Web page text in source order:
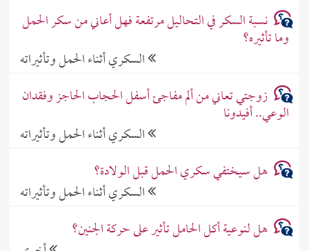
نسبة السكر في التحاليل مرتفعة فهل أعاني من سكر الحمل
وما تأثيره؟
السكري أثناء الحمل وتأثيراته
زوجتي تعاني من ألم مفاجئ أسفل الحجاب الحاجز وفقدان
الوعي.. أفيدونا
السكري أثناء الحمل وتأثيراته
هل سيختفي سكري الحمل قبل الولادة؟
السكري أثناء الحمل وتأثيراته
هل لنوعية أكل الحامل تأثير على حركة الجنين؟